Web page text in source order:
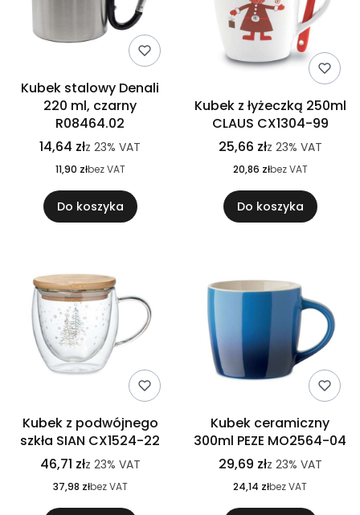
Kubek stalowy Denali
220 ml, czarny
R08464.02
14,64 złz 23% VAT
11,90 złbez VAT
Do koszyka
Kubek z łyżeczką 250ml
CLAUS CX1304-99
25,66 złz 23% VAT
20,86 złbez VAT
Do koszyka
Kubek z podwójnego
szkła SIAN CX1524-22
46,71 złz 23% VAT
37,98 złbez VAT
Kubek ceramiczny
300ml PEZE MO2564-04
29,69 złz 23% VAT
24,14 złbez VAT